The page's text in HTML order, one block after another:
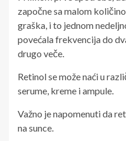
započne sa malom
graška, i to jednom
povećala frekvencija do
drugo veče.
Retinol se može naći u
serume, kreme i ampule.
Važno je napomenuti da
na sunce.